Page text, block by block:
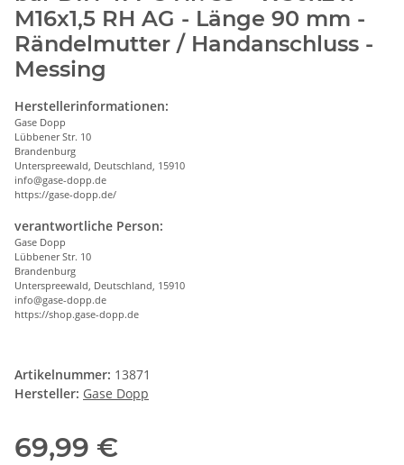
M16x1,5 RH AG - Länge 90 mm -
Rändelmutter / Handanschluss -
Messing
Herstellerinformationen:
Gase Dopp
Lübbener Str. 10
Brandenburg
Unterspreewald, Deutschland, 15910
info@gase-dopp.de
https://gase-dopp.de/
verantwortliche Person:
Gase Dopp
Lübbener Str. 10
Brandenburg
Unterspreewald, Deutschland, 15910
info@gase-dopp.de
https://shop.gase-dopp.de
Artikelnummer: 13871
Hersteller: Gase Dopp
69,99 €